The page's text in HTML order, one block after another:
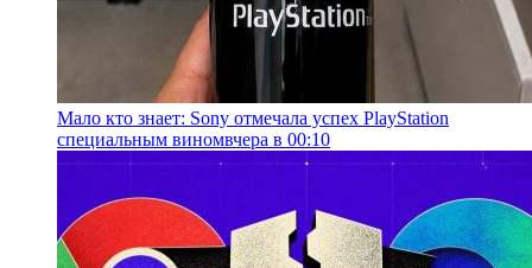
Мало кто знает: Sony отмечала успех PlayStation
специальным виномвчера в 00:10